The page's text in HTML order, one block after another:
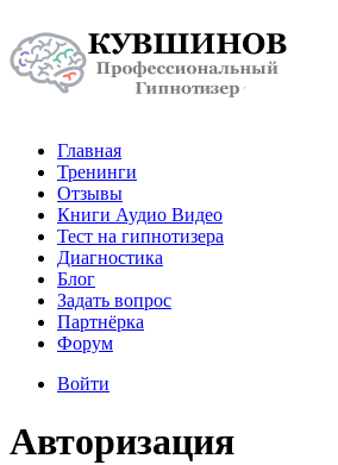
Главная
Тренинги
Отзывы
Книги Аудио Видео
Тест на гипнотизера
Диагностика
Блог
Задать вопрос
Партнёрка
Форум
Войти
Авторизация